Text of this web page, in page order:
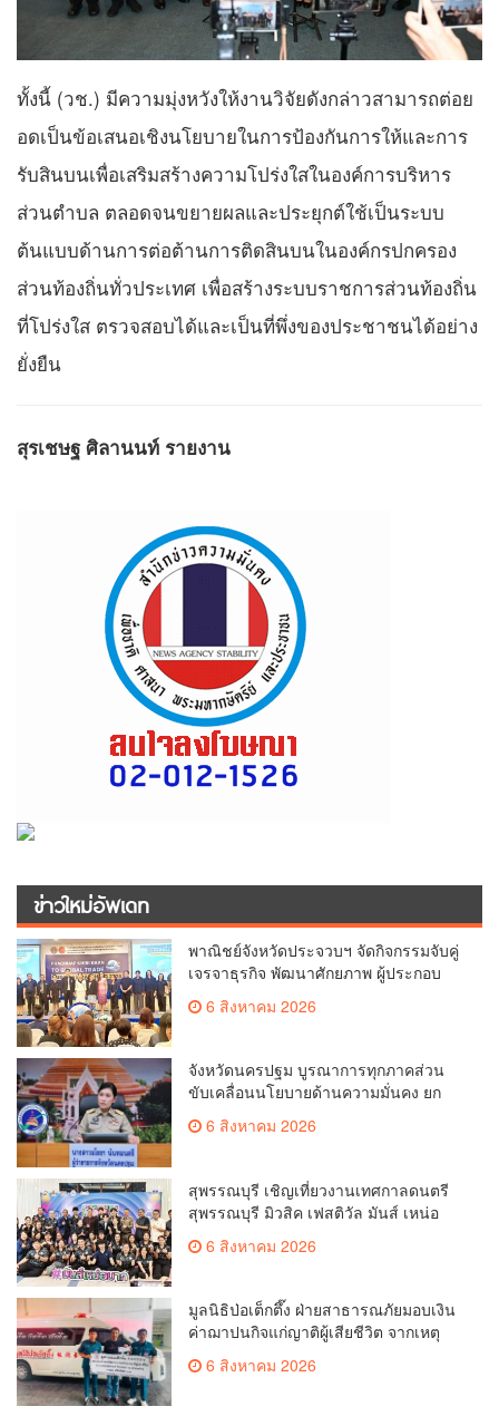
ทั้งนี้ (วช.) มีความมุ่งหวังให้งานวิจัยดังกล่าวสามารถต่อย
อดเป็นข้อเสนอเชิงนโยบายในการป้องกันการให้และการ
รับสินบนเพื่อเสริมสร้างความโปร่งใสในองค์การบริหาร
ส่วนตำบล ตลอดจนขยายผลและประยุกต์ใช้เป็นระบบ
ต้นแบบด้านการต่อต้านการติดสินบนในองค์กรปกครอง
ส่วนท้องถิ่นทั่วประเทศ เพื่อสร้างระบบราชการส่วนท้องถิ่น
ที่โปร่งใส ตรวจสอบได้และเป็นที่พึ่งของประชาชนได้อย่าง
ยั่งยืน
สุรเชษฐ ศิลานนท์ รายงาน
ข่าวใหม่อัพเดท
พาณิชย์จังหวัดประจวบฯ จัดกิจกรรมจับคู่
เจรจาธุรกิจ พัฒนาศักยภาพ ผู้ประกอบ
การ ขยายช่องทางการค้า สู่การค้า
ระหว่างประเทศ
6 สิงหาคม 2026
จังหวัดนครปฐม บูรณาการทุกภาคส่วน
ขับเคลื่อนนโยบายด้านความมั่นคง ยก
ระดับการป้องกันอาชญากรรมทาง
เทคโนโลยี
6 สิงหาคม 2026
สุพรรณบุรี เชิญเที่ยวงานเทศกาลดนตรี
สุพรรณบุรี มิวสิค เฟสติวัล มันส์ เหน่อ
6 สิงหาคม 2026
มูลนิธิป่อเต็กตึ๊ง ฝ่ายสาธารณภัยมอบเงิน
ค่าฌาปนกิจแก่ญาติผู้เสียชีวิต จากเหตุ
20,000 บาท
6 สิงหาคม 2026